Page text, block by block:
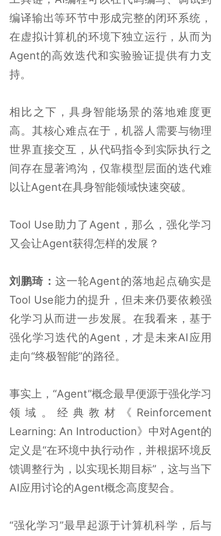
编译输出等环节中形成完整的闭环系统，
在虚拟计算机的环境下独立运行，从而为
Agent的高效迭代和实验验证提供有力支
持。
相比之下，具身智能场景的落地难度更
高。其核心难点在于，机器人需要与物理
世界直接交互，从代码指令到实际执行之
间存在显著鸿沟，仅靠模型层面的迭代难
以让Agent在具身智能领域快速突破。
Tool Use助力了Agent，那么，强化学习
又会让Agent获得怎样的发展？
刘鹏琦： 这一轮Agent的落地起点确实是
Tool Use能力的提升，但未来仍要依赖强
化学习从而进一步发展。在我看来，基于
强化学习迭代的Agent，才是未来AI应用
走向“终极智能”的路径。
事实上，“Agent”概念最早便源于强化学习
领域。经典教材《Reinforcement
Learning: An Introduction》中对Agent的
定义是“在环境中执行动作，并根据环境反
馈调整行为，以实现长期目标”，这与当下
AI应用讨论的Agent概念高度契合。
“强化学习”最早起源于计算机科学，后与